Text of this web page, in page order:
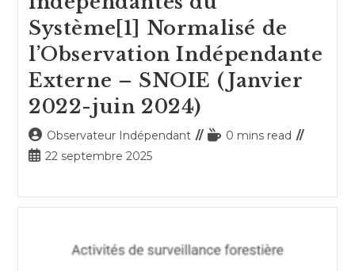
Système[1] Normalisé de
l’Observation Indépendante
Externe – SNOIE (Janvier
2022-juin 2024)
Auteur/autrice
de
Observateur Indépendant
Temps0 mins read
Publication
22 septembre 2025